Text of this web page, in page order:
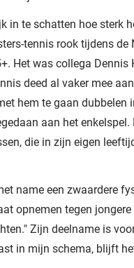
in te schatten hoe sterk
tennis rook tijdens de
Het was collega Dennis
deed al vaker mee
hem te gaan dubbelen
aan het enkelspel.
die in zijn eigen
name een zwaardere
opnemen tegen
Zijn deelname is
in mijn schema, blijft